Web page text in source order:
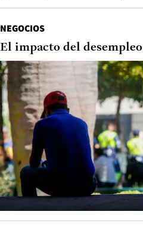
NEGOCIOS
El impacto del